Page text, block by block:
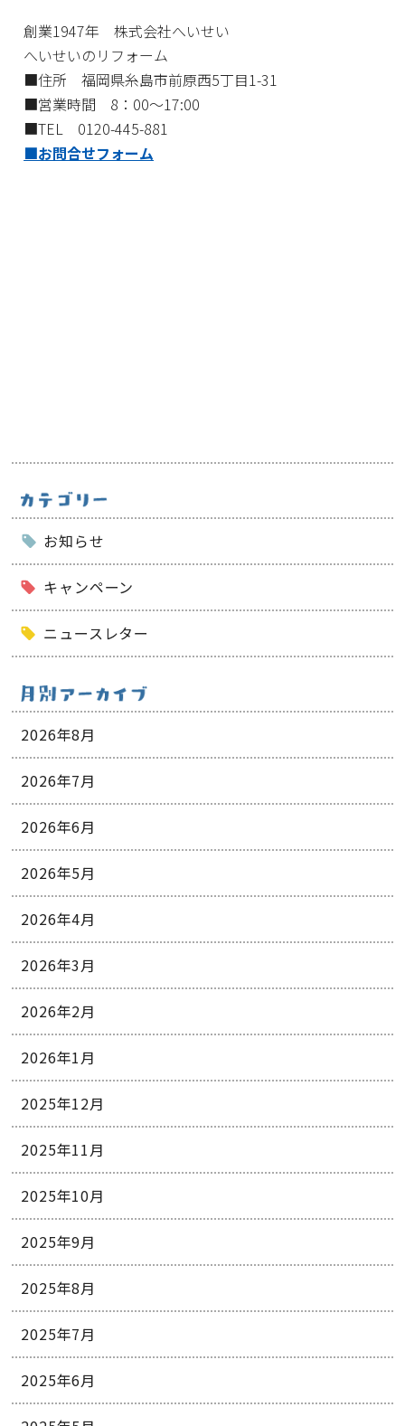
創業1947年 株式会社へいせい
へいせいのリフォーム
■住所 福岡県糸島市前原西5丁目1-31
■営業時間 8：00～17:00
■TEL 0120-445-881
■お問合せフォーム
お知らせ
キャンペーン
ニュースレター
2026年8月
2026年7月
2026年6月
2026年5月
2026年4月
2026年3月
2026年2月
2026年1月
2025年12月
2025年11月
2025年10月
2025年9月
2025年8月
2025年7月
2025年6月